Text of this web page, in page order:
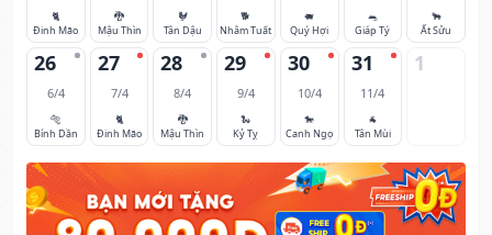
🐈
Đinh Mão
🐉
Mậu Thìn
🐓
Tân Dậu
🐕
Nhâm Tuất
🐖
Quý Hợi
🐀
Giáp Tý
🐂
Ất Sửu
26
6/4
🐅
Bính Dần
27
7/4
🐈
Đinh Mão
28
8/4
🐉
Mậu Thìn
29
9/4
🐍
Kỷ Tỵ
30
10/4
🐎
Canh Ngọ
31
11/4
🐐
Tân Mùi
1